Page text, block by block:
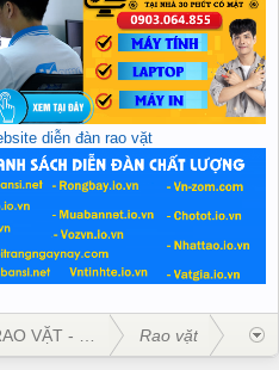
diễn đàn rao vặt
VẶT - KINH DOANH
Rao vặt